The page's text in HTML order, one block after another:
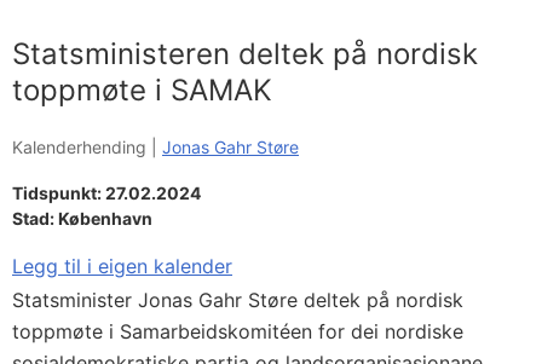
Statsministeren deltek på nordisk
toppmøte i SAMAK
Kalenderhending | Jonas Gahr Støre
Tidspunkt: 27.02.2024
Stad:København
Legg til i eigen kalender
Statsminister Jonas Gahr Støre deltek på nordisk
toppmøte i Samarbeidskomitéen for dei nordiske